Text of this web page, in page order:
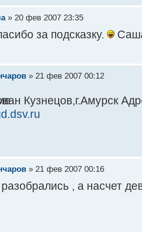
» 20 фев 2007 23:35
за подсказку.
» 21 фев 2007 00:12
Кузнецов,г.Амурск
» 21 фев 2007 00:16
, а насчет